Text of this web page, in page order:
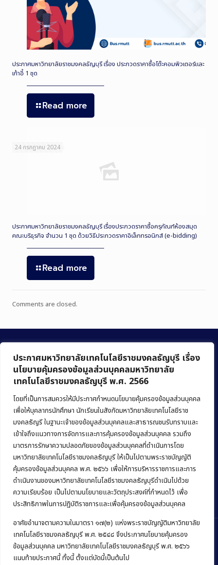
ประกาศมหาวิทยาลัยเทคโนโลยีราชมงคลธัญบุรี เรื่อง
นโยบายคุ้มครองข้อมูลส่วนบุคคลมหาวิทยาลัย
เทคโนโลยีราชมงคลธัญบุรี พ.ศ. 2566
โดยที่เป็นการสมควรให้มีประกาศกำหนดนโยบายคุ้มครองข้อมูลส่วนบุคคล
เพื่อให้บุคลากรนักศึกษา นักเรียนในสังกัดมหาวิทยาลัยเทคโนโลยีราช
มงคลธัญรี ในฐานะเจ้าของข้อมูลส่วนบุคคลและสาธารณชนรับทราบและ
เข้าใจถึงแนวทางการจัดการและการคุ้มครองข้อมูลส่วนบุคคล รวมถึง
มาตรการรักษาความปลอดภัยของข้อมูลส่วนบุคคลที่ดำเนินการโดย
มหาวิทยาลัยเทคโนโลยีราชมงคลธัญบุรี ให้เป็นไปตามพระราชบัญญัติ
คุ้มครองข้อมูลส่วนบุคคล พ.ศ. ๒๕๖๖ เพื่อให้การบริหารราชการและการ
ดำเนินงานของมหาวิทยาลัยเทคโนโลยีราชมงคลธัญบุรีดำเนินไปด้วย
ความเรียบร้อย เป็นไปตามนโยบายและวัตถุประสงค์ที่กำหนดไว้ เพื่อ
ประสิทธิภาพในการปฏิบัติราชการและเพื่อคุ้มครองข้อมูลส่วนบุคคล
อาศัยอำนาจตามความในมาตรา ๑๗(๒) แห่งพระราชบัญญัติมหาวิทยาลัย
เทคโนโลยีราชมงคลธัญบุรี พ.ศ. ๒๕๔๘ จึงประกาศนโยบายคุ้มครอง
ข้อมูลส่วนบุคคล มหาวิทยาลัยเทคโนโลยีราชมงคลธัญบุรี พ.ศ. ๒๕๖๖
แนบท้ายประกาศนี้ ทั้งนี้ ตั้งแต่บัดนี้เป็นต้นไป
ประกาศมหาวิทยาลัยราชมงคลธัญบุรี เรื่อง ประกวดราคาซื้อโต๊ะคอมพิวเตอร์และ
เก้าอี้ 1 ชุด
Read more
24 กรกฎาคม 2024
ประกาศมหาวิทยาลัยราชมงคลธัญบุรี เรื่องประกวดราคาซื้อครุภัณฑ์ห้องสมุด
คณะบริธุรกิจ จำนวน 1 ชุด ด้วยวิธีประกวดราคาอิเล็กทรอนิกส์ (e-bidding)
Read more
Comments are closed.
คณะบริหารธุรกิจ
มหาวิทยาลัยเทคโนโลยีราชมงคลธัญบุรี
39 หมู่ 1 ถนนรังสิต-นครนายก ตำบลคลองหก
อำเภอคลองหลวง จังหวัดปทุมธานี 12120
Phone:+66 (0) 2549 3243,+66 (0) 2549 3241
E-mail:bus@rmutt.ac.th
Copyright © 2022 คณะบริหารธุรกิจ มหาวิทยาลัยเทคโนโลยีราชมงคล